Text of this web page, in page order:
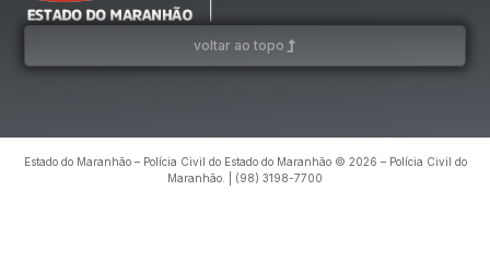
voltar ao topo
Estado do Maranhão – Polícia Civil do Estado do Maranhão © 2026 – Polícia Civil do
Maranhão. | (98) 3198-7700